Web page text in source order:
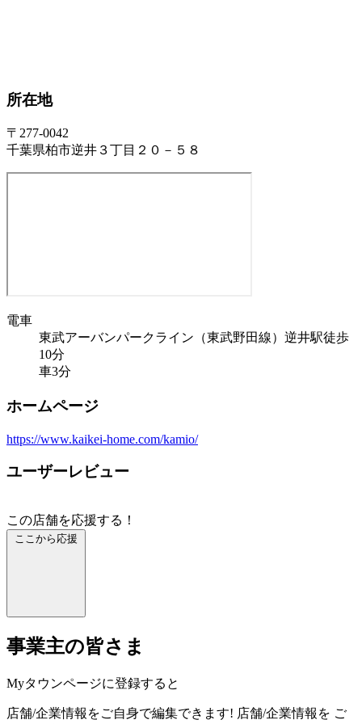
所在地
〒277-0042
千葉県柏市逆井３丁目２０－５８
電車
東武アーバンパークライン（東武野田線）逆井駅徒歩
10分
車3分
ホームページ
https://www.kaikei-home.com/kamio/
ユーザーレビュー
この店舗を応援する！
ここから応援
事業主の皆さま
Myタウンページに登録すると
店舗/企業情報をご自身で編集できます! 店舗/企業情報を ご